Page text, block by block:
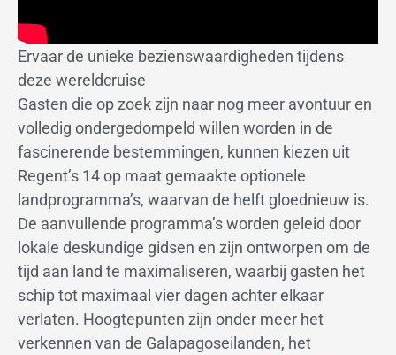
Ervaar de unieke bezienswaardigheden tijdens
deze wereldcruise
Gasten die op zoek zijn naar nog meer avontuur en
volledig ondergedompeld willen worden in de
fascinerende bestemmingen, kunnen kiezen uit
Regent’s 14 op maat gemaakte optionele
landprogramma’s, waarvan de helft gloednieuw is.
De aanvullende programma’s worden geleid door
lokale deskundige gidsen en zijn ontworpen om de
tijd aan land te maximaliseren, waarbij gasten het
schip tot maximaal vier dagen achter elkaar
verlaten. Hoogtepunten zijn onder meer het
verkennen van de Galapagoseilanden, het